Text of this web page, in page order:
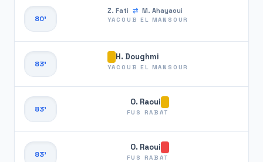
80'
Z. Fati ⇄ M. Ahayaoui
YACOUB EL MANSOUR
83'
H. Doughmi
YACOUB EL MANSOUR
O. Raoui
FUS RABAT
83'
O. Raoui
FUS RABAT
83'